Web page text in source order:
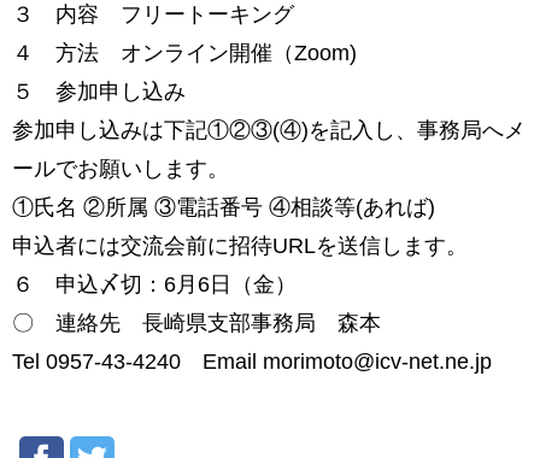
３ 内容 フリートーキング
４ 方法 オンライン開催（Zoom)
５ 参加申し込み
参加申し込みは下記①②③(④)を記入し、事務局へメ
ールでお願いします。
①氏名 ②所属 ③電話番号 ④相談等(あれば)
申込者には交流会前に招待URLを送信します。
６ 申込〆切：6月6日（金）
〇 連絡先 長崎県支部事務局 森本
Tel 0957-43-4240 Email morimoto@icv-net.ne.jp